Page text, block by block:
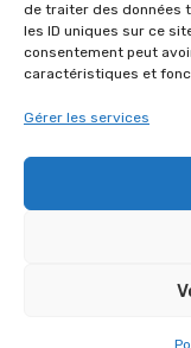
de traiter des données
les ID uniques sur ce
consentement peut
caractéristiques et
Gérer les services
Voir le
“CONCERT”